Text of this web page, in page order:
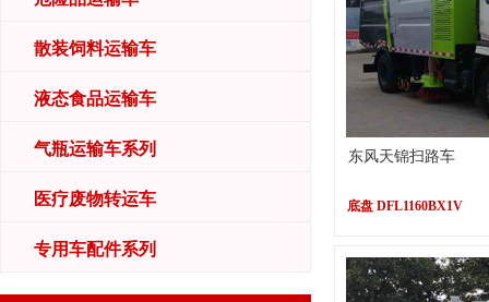
散装饲料运输车
液态食品运输车
气瓶运输车系列
医疗废物转运车
专用车配件系列
东风天锦扫路车
底盘 DFL1160BX1V